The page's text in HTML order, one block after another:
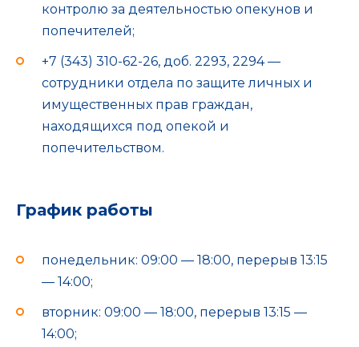
контролю за деятельностью опекунов и
попечителей;
+7 (343) 310-62-26, доб. 2293, 2294 —
сотрудники отдела по защите личных и
имущественных прав граждан,
находящихся под опекой и
попечительством.
График работы
понедельник: 09:00 — 18:00, перерыв 13:15
— 14:00;
вторник: 09:00 — 18:00, перерыв 13:15 —
14:00;